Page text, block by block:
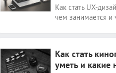
Как стать UX-
чем занимается и
Как стать
уметь и какие